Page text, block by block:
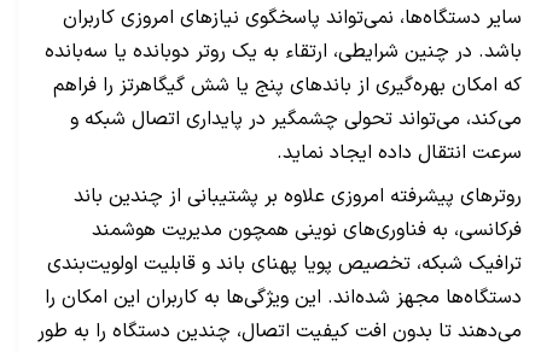
سایر دستگاه‌ها، نمی‌تواند پاسخگوی نیازهای امروزی کاربران
باشد. در چنین شرایطی، ارتقاء به یک روتر دوبانده یا سه‌بانده
که امکان بهره‌گیری از باندهای پنج یا شش گیگاهرتز را فراهم
می‌کند، می‌تواند تحولی چشمگیر در پایداری اتصال شبکه و
سرعت انتقال داده ایجاد نماید.
روترهای پیشرفته امروزی علاوه بر پشتیبانی از چندین باند
فرکانسی، به فناوری‌های نوینی همچون مدیریت هوشمند
ترافیک شبکه، تخصیص پویا پهنای باند و قابلیت اولویت‌بندی
دستگاه‌ها مجهز شده‌اند. این ویژگی‌ها به کاربران این امکان را
می‌دهند تا بدون افت کیفیت اتصال، چندین دستگاه را به طور